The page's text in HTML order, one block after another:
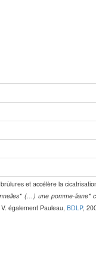
et accélère la
(…) une pomme-liane*
également Pauleau, BDLP,